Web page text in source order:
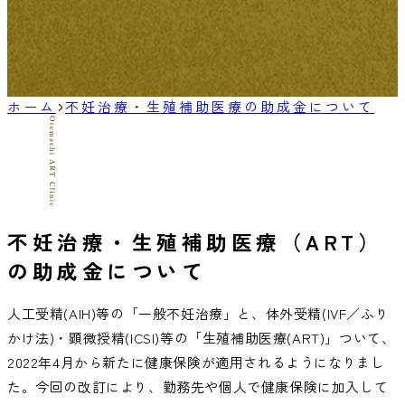
ホーム 不妊治療・生殖補助医療の助成金について
不妊治療・生殖補助医療（ART）
の助成金について
人工受精(AIH)等の「一般不妊治療」と、体外受精(IVF／ふり
かけ法)・顕微授精(ICSI)等の「生殖補助医療(ART)」ついて、
2022年4月から新たに健康保険が適用されるようになりまし
た。今回の改訂により、勤務先や個人で健康保険に加入して